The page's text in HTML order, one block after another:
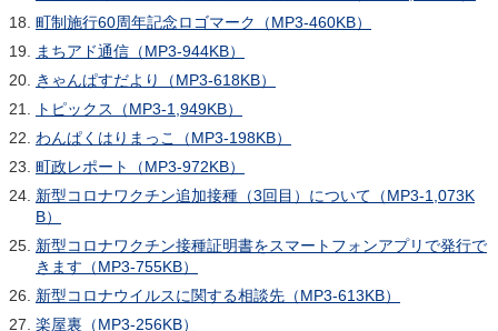
町制施行60周年記念ロゴマーク（MP3-460KB）
まちアド通信（MP3-944KB）
きゃんぱすだより（MP3-618KB）
トピックス（MP3-1,949KB）
わんぱくはりまっこ（MP3-198KB）
町政レポート（MP3-972KB）
新型コロナワクチン追加接種（3回目）について（MP3-1,073K
B）
新型コロナワクチン接種証明書をスマートフォンアプリで発行で
きます（MP3-755KB）
新型コロナウイルスに関する相談先（MP3-613KB）
楽屋裏（MP3-256KB）